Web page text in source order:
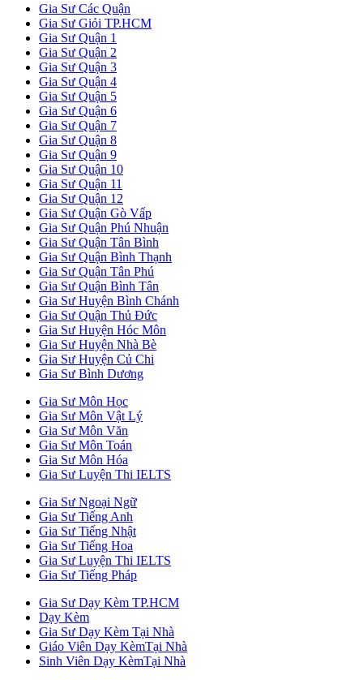
Gia Sư Các Quận
Gia Sư Giỏi TP.HCM
Gia Sư Quận 1
Gia Sư Quận 2
Gia Sư Quận 3
Gia Sư Quận 4
Gia Sư Quận 5
Gia Sư Quận 6
Gia Sư Quận 7
Gia Sư Quận 8
Gia Sư Quận 9
Gia Sư Quận 10
Gia Sư Quận 11
Gia Sư Quận 12
Gia Sư Quận Gò Vấp
Gia Sư Quận Phú Nhuận
Gia Sư Quận Tân Bình
Gia Sư Quận Bình Thạnh
Gia Sư Quận Tân Phú
Gia Sư Quận Bình Tân
Gia Sư Huyện Bình Chánh
Gia Sư Quận Thủ Đức
Gia Sư Huyện Hóc Môn
Gia Sư Huyện Nhà Bè
Gia Sư Huyện Củ Chi
Gia Sư Bình Dương
Gia Sư Môn Học
Gia Sư Môn Vật Lý
Gia Sư Môn Văn
Gia Sư Môn Toán
Gia Sư Môn Hóa
Gia Sư Luyện Thi IELTS
Gia Sư Ngoại Ngữ
Gia Sư Tiếng Anh
Gia Sư Tiếng Nhật
Gia Sư Tiếng Hoa
Gia Sư Luyện Thi IELTS
Gia Sư Tiếng Pháp
Gia Sư Dạy Kèm TP.HCM
Dạy Kèm
Gia Sư Dạy Kèm Tại Nhà
Giáo Viên Dạy KèmTại Nhà
Sinh Viên Dạy KèmTại Nhà